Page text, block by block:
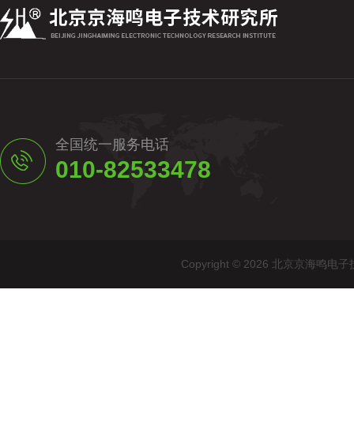
全国统一服务电话
010-82533478
Copyright © 2026 北京京海鸣电